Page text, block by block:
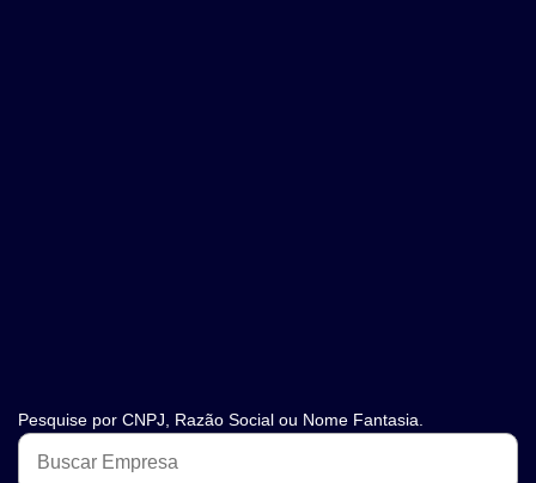
Pesquise por CNPJ, Razão Social ou Nome Fantasia.